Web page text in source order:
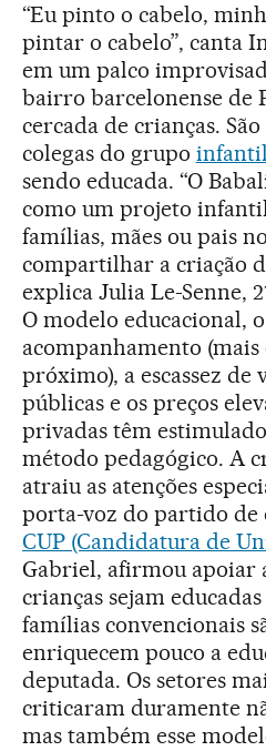
“Eu pinto o cabelo,
pintar o cabelo”, canta
em um palco
bairro barcelonense de
cercada de crianças.
colegas do grupo infantil
sendo educada. “O
como um projeto
famílias, mães ou pais
compartilhar a criação
explica Julia Le-Senne,
O modelo educacional,
acompanhamento
próximo), a escassez de
públicas e os preços
privadas têm
método pedagógico. A
atraiu as atenções
porta-voz do partido de
CUP (Candidatura de
Gabriel, afirmou apoiar
crianças sejam educadas
famílias convencionais
enriquecem pouco a
deputada. Os setores
criticaram duramente
mas também esse